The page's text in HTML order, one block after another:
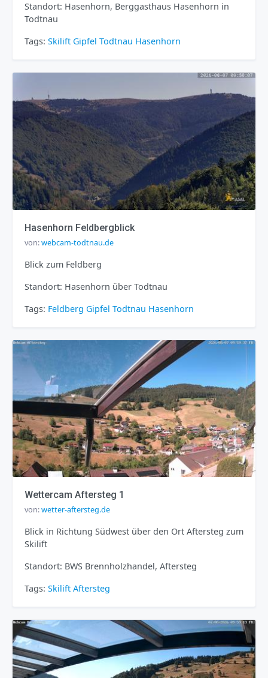
Standort: Hasenhorn, Berggasthaus Hasenhorn in
Todtnau
Tags: Skilift Gipfel Todtnau Hasenhorn
Hasenhorn Feldbergblick
von:webcam-todtnau.de
Blick zum Feldberg
Standort: Hasenhorn über Todtnau
Tags: Feldberg Gipfel Todtnau Hasenhorn
Wettercam Aftersteg 1
von:wetter-aftersteg.de
Blick in Richtung Südwest über den Ort Aftersteg zum
Skilift
Standort: BWS Brennholzhandel, Aftersteg
Tags: Skilift Aftersteg